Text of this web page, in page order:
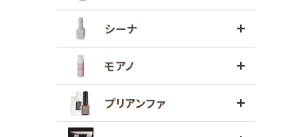
シーナ
モアノ
プリアンファ